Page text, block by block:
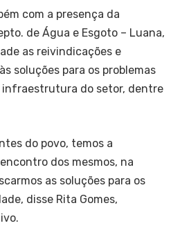
com a presença da
de Água e Esgoto – Luana,
as reivindicações e
soluções para os problemas
infraestrutura do setor, dentre
do povo, temos a
dos mesmos, na
as soluções para os
disse Rita Gomes,